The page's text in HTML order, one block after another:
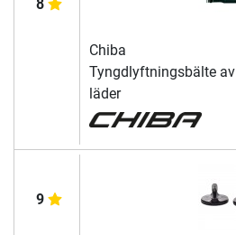
8
Chiba
Tyngdlyftningsbälte av
läder
9